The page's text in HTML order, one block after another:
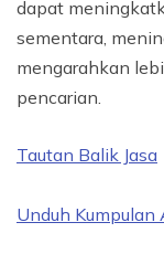
dapat
sementara,
mengarahkan
pencarian.
Tautan Balik Jasa
Unduh Kumpulan